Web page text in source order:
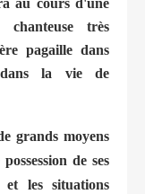
au cours d'une
très
pagaille dans
dans la vie de
grands moyens
de ses
et les situations